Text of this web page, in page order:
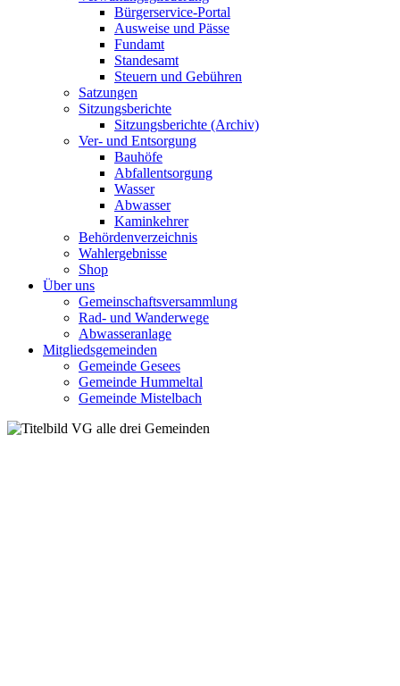
Bürgerservice-Portal
Ausweise und Pässe
Fundamt
Standesamt
Steuern und Gebühren
Satzungen
Sitzungsberichte
Sitzungsberichte (Archiv)
Ver- und Entsorgung
Bauhöfe
Abfallentsorgung
Wasser
Abwasser
Kaminkehrer
Behördenverzeichnis
Wahlergebnisse
Shop
Über uns
Gemeinschaftsversammlung
Rad- und Wanderwege
Abwasseranlage
Mitgliedsgemeinden
Gemeinde Gesees
Gemeinde Hummeltal
Gemeinde Mistelbach